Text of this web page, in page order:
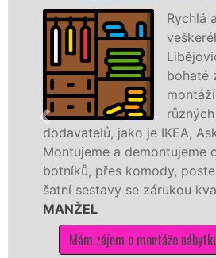
Rychlá a levná montáž
veškerého nábytku v
Libějovicích. Máme
bohaté zkušenosti s
montáží nábytku od
různých výrobců a
je IKEA, Asko, KIKA a další.
od malých
postele až po velké
se zárukou kvality sítě EXTRA
o montáže nábytku v Libějovicích